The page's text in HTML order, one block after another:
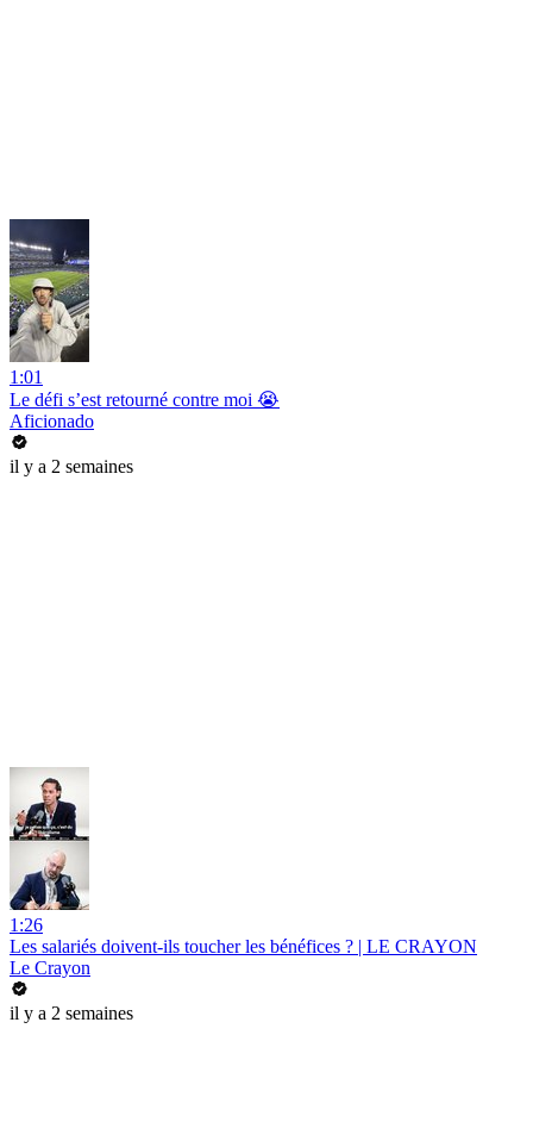
1:01
Le défi s’est retourné contre moi 😭
Aficionado
il y a 2 semaines
1:26
Les salariés doivent-ils toucher les bénéfices ? | LE CRAYON
Le Crayon
il y a 2 semaines